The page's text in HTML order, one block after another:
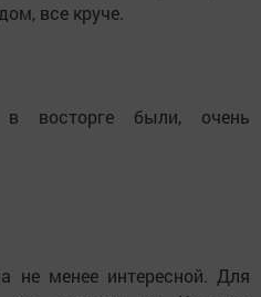
все круче.
восторге были, очень
не менее интересной. Для